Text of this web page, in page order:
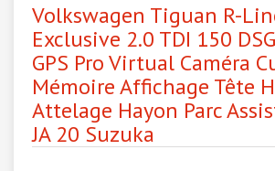
Volkswagen Tiguan R-
Exclusive 2.0 TDI 150
GPS Pro Virtual Caméra
Mémoire Affichage Tête
Attelage Hayon Parc
JA 20 Suzuka